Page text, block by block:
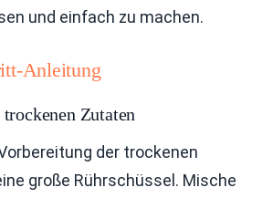
und einfach zu machen.
Anleitung
Zutaten
der trockenen
große Rührschüssel. Mische